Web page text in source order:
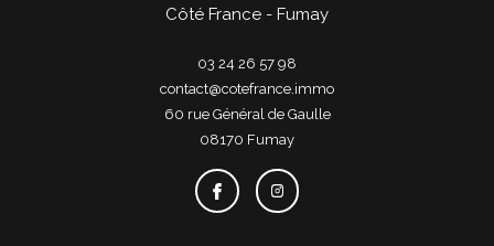
Côté France - Fumay
03 24 26 57 98
contact@cotefrance.immo
60 rue Général de Gaulle
08170
fumay